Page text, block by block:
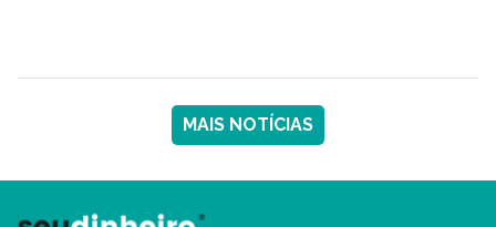
MAIS NOTÍCIAS